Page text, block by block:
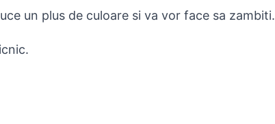
un plus de culoare si va vor face sa zambiti.